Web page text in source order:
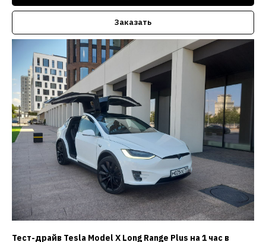
Заказать
Тест-драйв Tesla Model X Long Range Plus на 1 час в